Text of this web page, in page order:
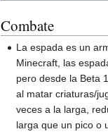
Combate
La espada es un
Minecraft, las
pero desde la Beta
al matar criaturas/
veces a la larga,
larga que un pico o